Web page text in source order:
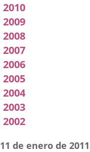
2010
2009
2008
2007
2006
2005
2004
2003
2002
11 de enero de 2011